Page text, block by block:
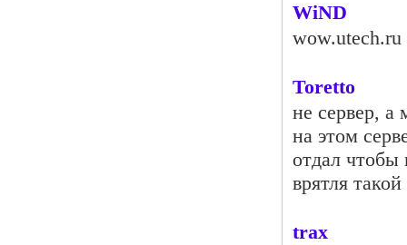
WiND
wow.utech.ru
Toretto
не сервер, а
на этом
отдал чтобы
врятля
trax